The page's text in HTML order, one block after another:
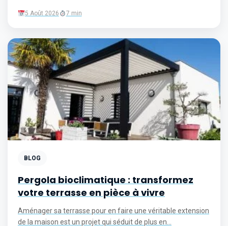
5 Août 2026 7 min
BLOG
Pergola bioclimatique : transformez
votre terrasse en pièce à vivre
Aménager sa terrasse pour en faire une véritable extension
de la maison est un projet qui séduit de plus en...